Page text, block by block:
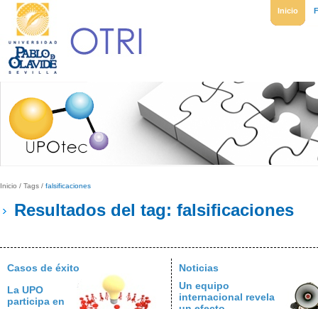
Inicio
Inicio / Tags / falsificaciones
Resultados del tag: falsificaciones
Casos de éxito
La UPO
participa en
Noticias
Un equipo
internacional revela